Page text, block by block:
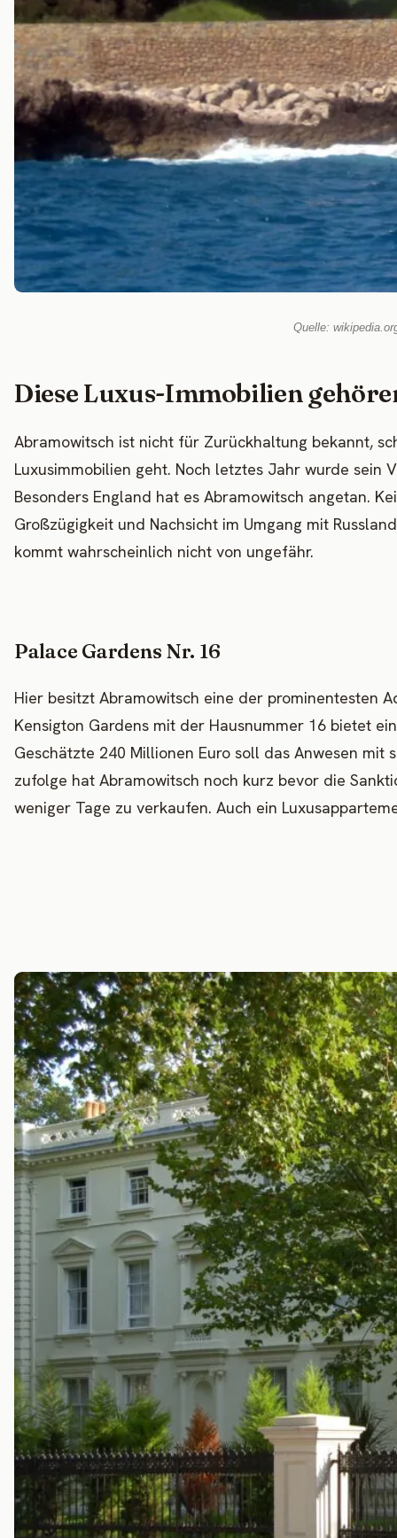
Quelle:
Diese Luxus-Immobilien
Abramowitsch ist nicht für Zurückhaltung bekannt,
Luxusimmobilien geht. Noch letztes Jahr wurde sein
Besonders England hat es Abramowitsch angetan.
Großzügigkeit und Nachsicht im Umgang mit
kommt wahrscheinlich nicht von ungefähr.
Palace Gardens Nr. 16
Hier besitzt Abramowitsch eine der prominentesten
Kensigton Gardens mit der Hausnummer 16 bietet
Geschätzte 240 Millionen Euro soll das Anwesen
zufolge hat Abramowitsch noch kurz bevor die
weniger Tage zu verkaufen. Auch ein